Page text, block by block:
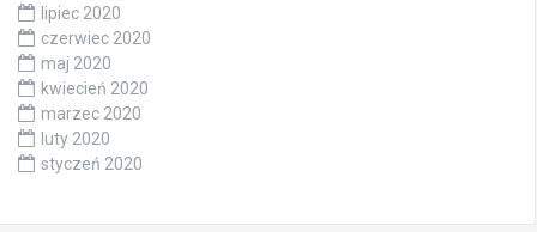
lipiec 2020
czerwiec 2020
maj 2020
kwiecień 2020
marzec 2020
luty 2020
styczeń 2020